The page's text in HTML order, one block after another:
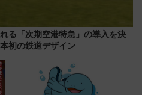
る「次期空港特急」の導入を決
初の鉄道デザイン